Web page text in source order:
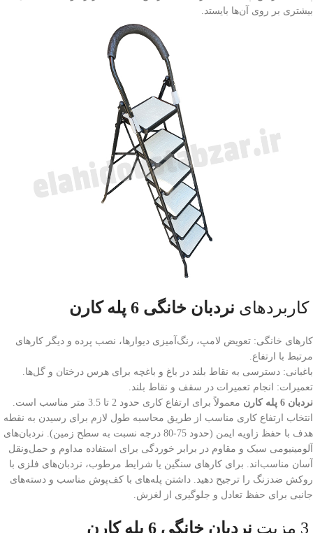
بیشتری بر روی آن‌ها بایستد.
کاربردهای نردبان خانگی 6 پله کارن
کارهای خانگی: تعویض لامپ، رنگ‌آمیزی دیوارها، نصب پرده و دیگر کارهای
مرتبط با ارتفاع.
باغبانی: دسترسی به نقاط بلند در باغ و باغچه برای هرس درختان و گل‌ها.
تعمیرات: انجام تعمیرات در سقف و نقاط بلند.
نردبان 6 پله کارن
معمولاً برای ارتفاع کاری حدود 2 تا 3.5 متر مناسب است.
انتخاب ارتفاع کاری مناسب از طریق محاسبه طول لازم برای رسیدن به نقطه
هدف با حفظ زاویه ایمن (حدود 75-80 درجه نسبت به سطح زمین). نردبان‌های
آلومینیومی سبک و مقاوم در برابر خوردگی برای استفاده مداوم و حمل‌ونقل
آسان مناسب‌اند. برای کارهای سنگین یا شرایط مرطوب، نردبان‌های فلزی با
روکش ضدزنگ را ترجیح دهید. داشتن پله‌های با کف‌پوش مناسب و دسته‌های
جانبی برای حفظ تعادل و جلوگیری از لغزش.
نردبان خانگی 6 پله کارن